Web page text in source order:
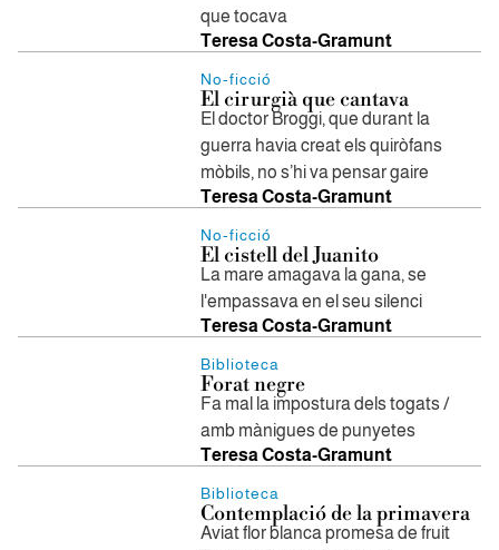
que tocava
Teresa Costa-Gramunt
No-ficció
El cirurgià que cantava
El doctor Broggi, que durant la
guerra havia creat els quiròfans
mòbils, no s’hi va pensar gaire
Teresa Costa-Gramunt
No-ficció
​El cistell del Juanito
La mare amagava la gana, se
l'empassava en el seu silenci
Teresa Costa-Gramunt
Biblioteca
Forat negre
Fa mal la impostura dels togats /
amb mànigues de punyetes
Teresa Costa-Gramunt
Biblioteca
Contemplació de la primavera
Aviat flor blanca promesa de fruit